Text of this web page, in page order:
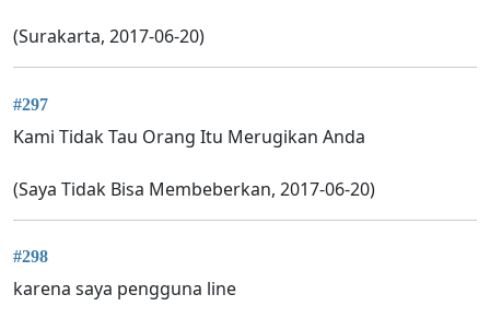
(Surakarta, 2017-06-20)
#297
Kami Tidak Tau Orang Itu Merugikan Anda
(Saya Tidak Bisa Membeberkan, 2017-06-20)
#298
karena saya pengguna line